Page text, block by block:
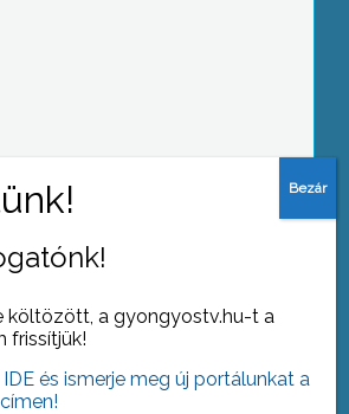
költözött, a gyongyostv.hu-t a
frissítjük!
és ismerje meg új portálunkat a